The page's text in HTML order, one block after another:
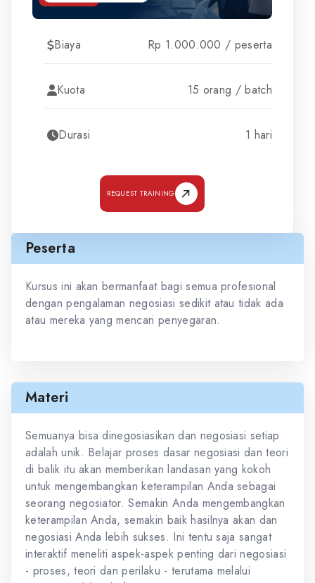
Biaya Rp 1.000.000 / peserta
Kuota 15 orang / batch
Durasi 1 hari
REQUEST TRAINING
Peserta
Kursus ini akan bermanfaat bagi semua profesional
dengan pengalaman negosiasi sedikit atau tidak ada
atau mereka yang mencari penyegaran.
Materi
Semuanya bisa dinegosiasikan dan negosiasi setiap
adalah unik. Belajar proses dasar negosiasi dan teori
di balik itu akan memberikan landasan yang kokoh
untuk mengembangkan keterampilan Anda sebagai
seorang negosiator. Semakin Anda mengembangkan
keterampilan Anda, semakin baik hasilnya akan dan
negosiasi Anda lebih sukses. Ini tentu saja sangat
interaktif meneliti aspek-aspek penting dari negosiasi
- proses, teori dan perilaku - terutama melalui